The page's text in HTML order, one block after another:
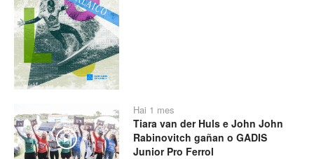
Play
Hai 1 mes
Tiara van der Huls e John John
Rabinovitch gañan o GADIS
Junior Pro Ferrol